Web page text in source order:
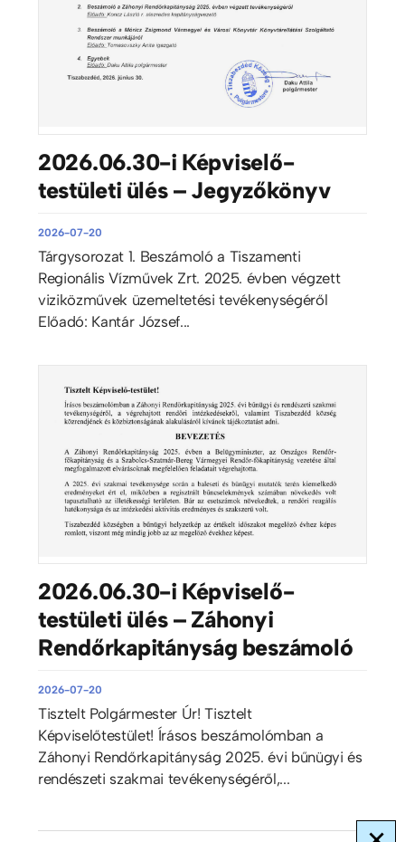
2026.06.30-i Képviselő-
testületi ülés – Jegyzőkönyv
2026-07-20
Tárgysorozat 1. Beszámoló a Tiszamenti
Regionális Vízművek Zrt. 2025. évben végzett
viziközművek üzemeltetési tevékenységéről
Előadó: Kantár József...
2026.06.30-i Képviselő-
testületi ülés – Záhonyi
Rendőrkapitányság beszámoló
2026-07-20
Tisztelt Polgármester Úr! Tisztelt
Képviselőtestület! Írásos beszámolómban a
Záhonyi Rendőrkapitányság 2025. évi bűnügyi és
rendészeti szakmai tevékenységéről,...